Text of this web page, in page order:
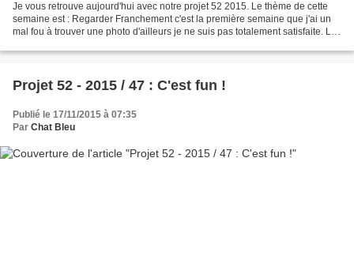
Je vous retrouve aujourd'hui avec notre projet 52 2015. Le thème de cette
semaine est : Regarder Franchement c'est la première semaine que j'ai un
mal fou à trouver une photo d'ailleurs je ne suis pas totalement satisfaite. La
Projet 52 - 2015 / 47 : C'est fun !
Publié le 17/11/2015 à 07:35
Par Chat Bleu